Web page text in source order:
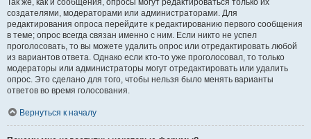
Так же, как и сообщения, опросы могут редактироваться только их
создателями, модераторами или администраторами. Для
редактирования опроса перейдите к редактированию первого сообщения
в теме; опрос всегда связан именно с ним. Если никто не успел
проголосовать, то вы можете удалить опрос или отредактировать любой
из вариантов ответа. Однако если кто-то уже проголосовал, то только
модераторы или администраторы могут отредактировать или удалить
опрос. Это сделано для того, чтобы нельзя было менять варианты
ответов во время голосования.
Вернуться к началу